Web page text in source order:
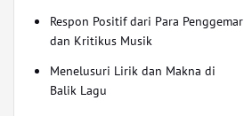
Respon Positif dari Para Penggemar
dan Kritikus Musik
Menelusuri Lirik dan Makna di
Balik Lagu